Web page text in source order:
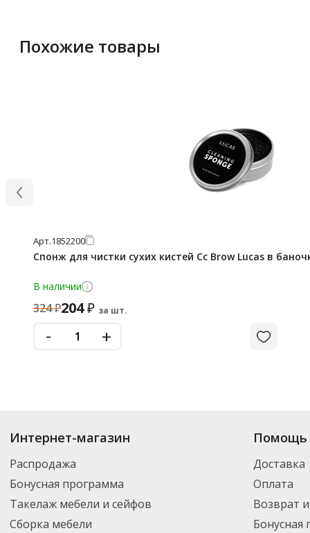
Похожие товары
Арт.1852200
Спонж для чистки сухих кистей Cc Brow Lucas в
В наличии
324₽204₽ за шт.
- +
Интернет-магазин
Распродажа
Бонусная программа
Такелаж мебели и сейфов
Сборка мебели
Помощь
Доставка
Оплата
Возврат
Бонусная